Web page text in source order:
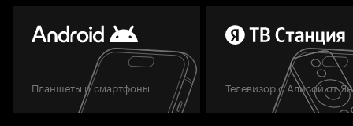
Планшеты и смартфоны Телевизор с Алисой от